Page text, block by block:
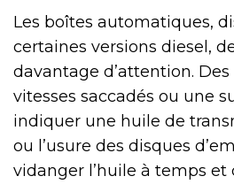
Les boîtes automatiques,
certaines versions diesel,
davantage d’attention. Des
vitesses saccadés ou une
indiquer une huile de
ou l’usure des disques
vidanger l’huile à temps et